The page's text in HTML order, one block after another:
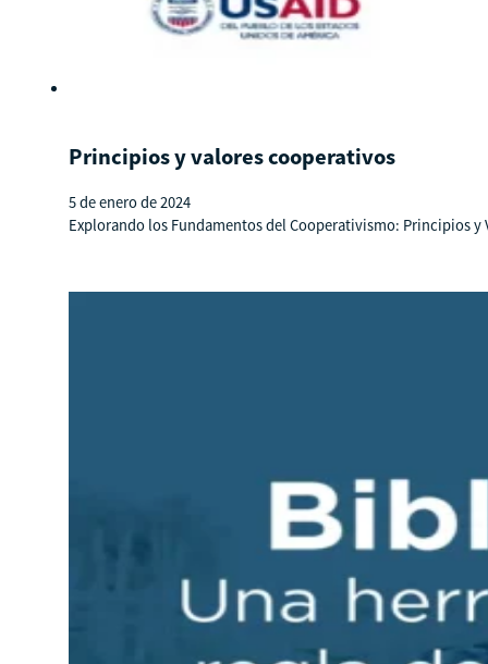
Principios y valores cooperativos
5 de enero de 2024
Explorando los Fundamentos del Cooperativismo: Principios